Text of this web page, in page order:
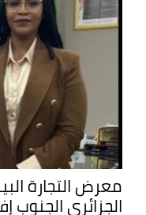
معرض التجارة
الجزائري الجنوب